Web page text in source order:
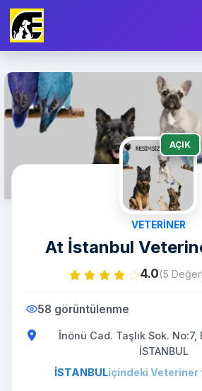
AÇIK
VETERINER
At İstanbul
4.0(5
58 görüntülenme
İnönü Cad. Taşlık Sok. No:7,
İSTANBUL
İSTANBULiçindeki Veteriner